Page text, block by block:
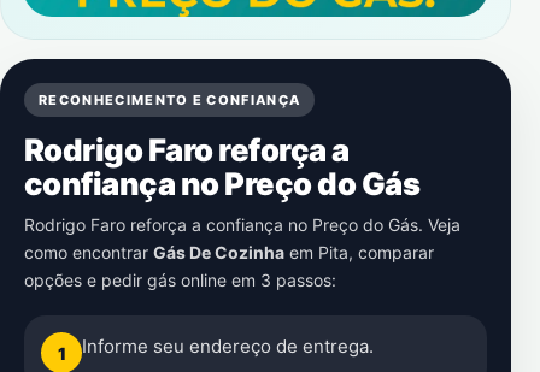
RECONHECIMENTO E CONFIANÇA
Rodrigo Faro reforça a
confiança no Preço do Gás
Rodrigo Faro reforça a confiança no Preço do Gás. Veja
como encontrar Gás De Cozinha em Pita, comparar
opções e pedir gás online em 3 passos:
1 Informe seu endereço de entrega.